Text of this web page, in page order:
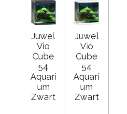
Juwel
Vio
Cube
54
Aquari
um
Zwart
Juwel
Vio
Cube
54
Aquari
um
Zwart